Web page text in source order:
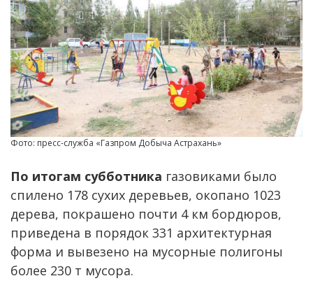
Фото: пресс-служба «Газпром Добыча Астрахань»
По итогам субботника газовиками было
спилено 178 сухих деревьев, окопано 1023
дерева, покрашено почти 4 км бордюров,
приведена в порядок 331 архитектурная
форма и вывезено на мусорные полигоны
более 230 т мусора.